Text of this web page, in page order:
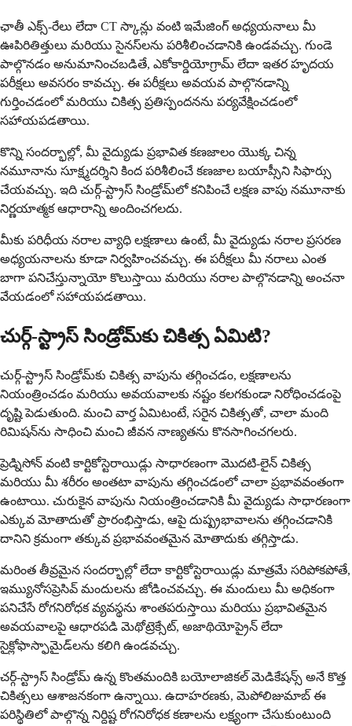
ఛాతీ ఎక్స్-రేలు లేదా CT స్కాన్లు వంటి ఇమేజింగ్ అధ్యయనాలు మీ
ఊపిరితిత్తులు మరియు సైనస్‌లను పరిశీలించడానికి ఉండవచ్చు. గుండె
పాల్గొనడం అనుమానించబడితే, ఎకోకార్డియోగ్రామ్ లేదా ఇతర హృదయ
పరీక్షలు అవసరం కావచ్చు. ఈ పరీక్షలు అవయవ పాల్గొనడాన్ని
గుర్తించడంలో మరియు చికిత్స ప్రతిస్పందనను పర్యవేక్షించడంలో
సహాయపడతాయి.
కొన్ని సందర్భాల్లో, మీ వైద్యుడు ప్రభావిత కణజాలం యొక్క చిన్న
నమూనాను సూక్ష్మదర్శిని కింద పరిశీలించే కణజాల బయాప్సీని సిఫార్సు
చేయవచ్చు. ఇది చుర్గ్-స్ట్రాస్ సిండ్రోమ్‌లో కనిపించే లక్షణ వాపు నమూనాకు
నిర్ణయాత్మక ఆధారాన్ని అందించగలదు.
మీకు పరిధీయ నరాల వ్యాధి లక్షణాలు ఉంటే, మీ వైద్యుడు నరాల ప్రసరణ
అధ్యయనాలను కూడా నిర్వహించవచ్చు. ఈ పరీక్షలు మీ నరాలు ఎంత
బాగా పనిచేస్తున్నాయో కొలుస్తాయి మరియు నరాల పాల్గొనడాన్ని అంచనా
వేయడంలో సహాయపడతాయి.
చుర్గ్-స్ట్రాస్ సిండ్రోమ్‌కు చికిత్స ఏమిటి?
చుర్గ్-స్ట్రాస్ సిండ్రోమ్‌కు చికిత్స వాపును తగ్గించడం, లక్షణాలను
నియంత్రించడం మరియు అవయవాలకు నష్టం కలగకుండా నిరోధించడంపై
దృష్టి పెడుతుంది. మంచి వార్త ఏమిటంటే, సరైన చికిత్సతో, చాలా మంది
రిమిషన్‌ను సాధించి మంచి జీవన నాణ్యతను కొనసాగించగలరు.
ప్రెడ్నిసోన్ వంటి కార్టికోస్టెరాయిడ్లు సాధారణంగా మొదటి-లైన్ చికిత్స
మరియు మీ శరీరం అంతటా వాపును తగ్గించడంలో చాలా ప్రభావవంతంగా
ఉంటాయి. చురుకైన వాపును నియంత్రించడానికి మీ వైద్యుడు సాధారణంగా
ఎక్కువ మోతాదుతో ప్రారంభిస్తాడు, ఆపై దుష్ప్రభావాలను తగ్గించడానికి
దానిని క్రమంగా తక్కువ ప్రభావవంతమైన మోతాదుకు తగ్గిస్తాడు.
మరింత తీవ్రమైన సందర్భాల్లో లేదా కార్టికోస్టెరాయిడ్లు మాత్రమే సరిపోకపోతే,
ఇమ్యునోసప్రెసివ్ మందులను జోడించవచ్చు. ఈ మందులు మీ అధికంగా
పనిచేసే రోగనిరోధక వ్యవస్థను శాంతపరుస్తాయి మరియు ప్రభావితమైన
అవయవాలపై ఆధారపడి మెథోట్రెక్సేట్, అజాథియోప్రైన్ లేదా
సైక్లోఫాస్ఫామైడ్‌లను కలిగి ఉండవచ్చు.
చర్గ్-స్ట్రాస్ సిండ్రోమ్ ఉన్న కొంతమందికి బయోలాజికల్ మెడికేషన్స్ అనే కొత్త
చికిత్సలు ఆశాజనకంగా ఉన్నాయి. ఉదాహరణకు, మెపోలిజుమాబ్ ఈ
పరిస్థితిలో పాల్గొన్న నిర్దిష్ట రోగనిరోధక కణాలను లక్ష్యంగా చేసుకుంటుంది